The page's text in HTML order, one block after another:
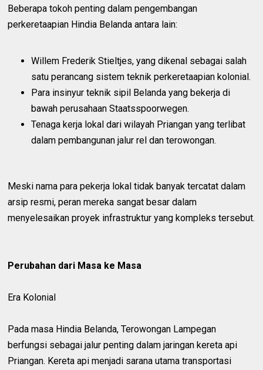
Beberapa tokoh penting dalam pengembangan
perkeretaapian Hindia Belanda antara lain:
Willem Frederik Stieltjes, yang dikenal sebagai salah
satu perancang sistem teknik perkeretaapian kolonial.
Para insinyur teknik sipil Belanda yang bekerja di
bawah perusahaan Staatsspoorwegen.
Tenaga kerja lokal dari wilayah Priangan yang terlibat
dalam pembangunan jalur rel dan terowongan.
Meski nama para pekerja lokal tidak banyak tercatat dalam
arsip resmi, peran mereka sangat besar dalam
menyelesaikan proyek infrastruktur yang kompleks tersebut.
Perubahan dari Masa ke Masa
Era Kolonial
Pada masa Hindia Belanda, Terowongan Lampegan
berfungsi sebagai jalur penting dalam jaringan kereta api
Priangan. Kereta api menjadi sarana utama transportasi